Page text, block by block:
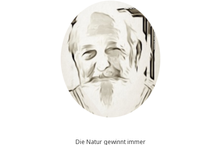
Die Natur gewinnt immer